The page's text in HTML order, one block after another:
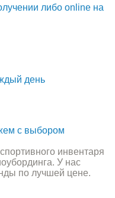
либо online на
день
с выбором
инвентаря
У нас
по лучшей цене.